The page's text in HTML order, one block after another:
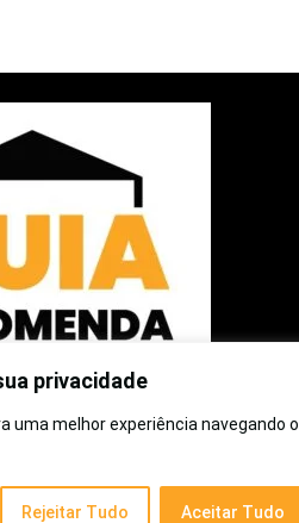
privacidade
uma melhor experiência navegando o
Rejeitar Tudo Aceitar Tudo
| Todos os Direitos Reservados
Mercado Livre, somos remunerados